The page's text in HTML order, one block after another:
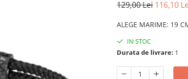
129,00 Lei 116,10
ALEGE MARIME: 19
IN STOC
Durata de livrare: 1